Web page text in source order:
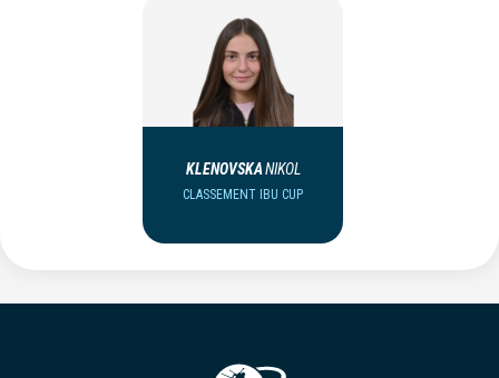
KLENOVSKANIKOL
CLASSEMENT IBU CUP